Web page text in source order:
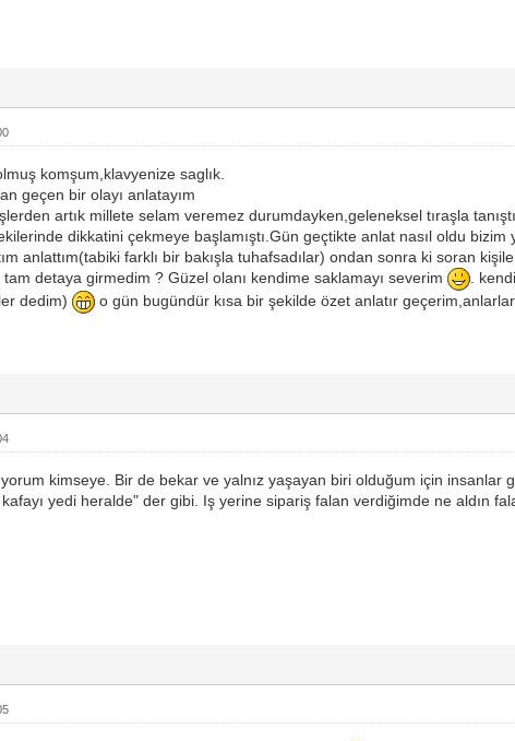
komşum,klavyenize saglık.
geçen bir olayı anlatayım
artık millete selam veremez durumdayken,geleneksel tıraşla
dikkatini çekmeye başlamıştı.Gün geçtikte anlat nasıl oldu
anlattım(tabiki farklı bir bakışla tuhafsadılar) ondan sonra ki soran
tam detaya girmedim ? Güzel olanı kendime saklamayı severim
.
dedim)
o gün bugündür kısa bir şekilde özet anlatır
kimseye. Bir de bekar ve yalnız yaşayan biri olduğum için insanlar
kafayı yedi heralde" der gibi. Iş yerine sipariş falan verdiğimde ne aldın